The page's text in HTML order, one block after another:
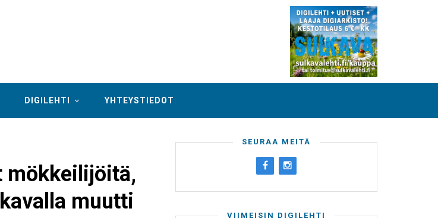
DIGILEHTI YHTEYSTIEDOT
mökkeilijöitä,
muutti
SEURAA MEITÄ
VIIMEISIN DIGILEHTI